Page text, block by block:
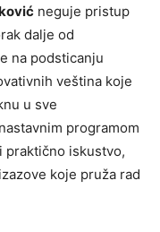
neguje pristup
dalje od
na podsticanju
veština koje
u sve
programom
praktično iskustvo,
koje pruža rad